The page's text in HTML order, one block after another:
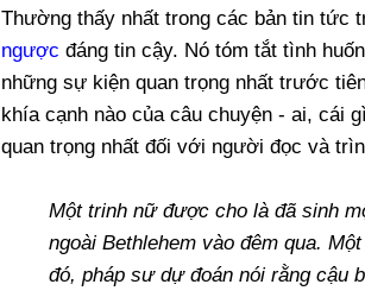
Thường thấy nhất trong các bản tin tức
ngược đáng tin cậy. Nó tóm tắt tình
những sự kiện quan trọng nhất trước
khía cạnh nào của câu chuyện - ai, cái
quan trọng nhất đối với người đọc và
Một trinh nữ được cho là đã sinh
ngoài Bethlehem vào đêm qua.
đó, pháp sư dự đoán nói rằng cậu